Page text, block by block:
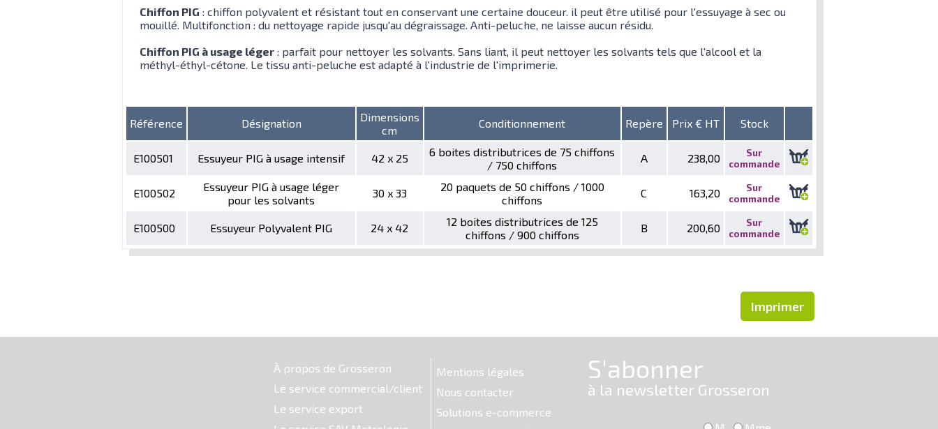
Chiffon PIG : chiffon polyvalent et résistant tout en conservant une certaine douceur. il peut être utilisé pour l'essuyage à sec ou
mouillé. Multifonction : du nettoyage rapide jusqu'au dégraissage. Anti-peluche, ne laisse aucun résidu.
Chiffon PIG à usage léger: parfait pour nettoyer les solvants. Sans liant, il peut nettoyer les solvants tels que l'alcool et la
méthyl-éthyl-cétone. Le tissu anti-peluche est adapté à l'industrie de l'imprimerie.
Référence Désignation
Dimensions
cm
Conditionnement Repère Prix € HT Stock
E100501 Essuyeur PIG à usage intensif 42 x 25
6 boites distributrices de 75 chiffons
/ 750 chiffons
A 238,00
Sur
commande
E100502
Essuyeur PIG à usage léger
pour les solvants
30 x 33
20 paquets de 50 chiffons / 1000
chiffons
C 163,20
Sur
commande
E100500 Essuyeur Polyvalent PIG 24 x 42
12 boites distributrices de 125
chiffons / 900 chiffons
B 200,60
Sur
commande
Imprimer
À propos de Grosseron
Le service commercial/client
Le service export
Mentions légales
Nous contacter
Solutions e-commerce